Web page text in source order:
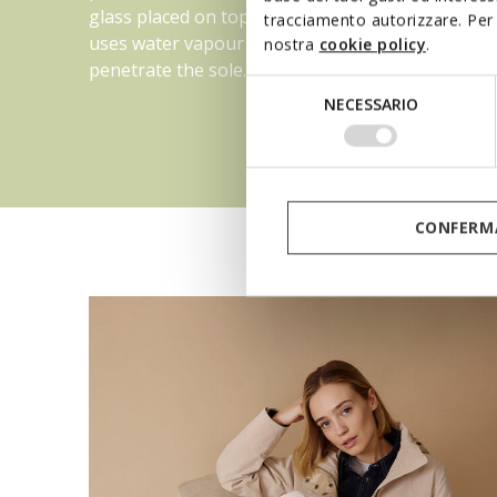
tracciamento autorizzare.
nostra cookie policy.
NECESSARIO
glass placed on top. This experiment effectively
uses water vapour to show how sweat would
penetrate the sole.